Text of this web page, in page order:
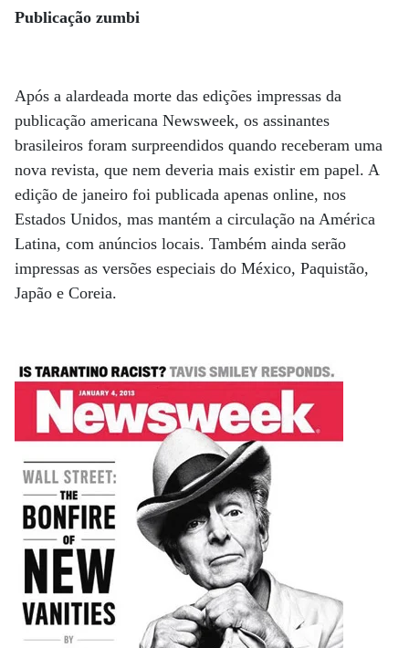
Publicação zumbi
Após a alardeada morte das edições impressas da
publicação americana Newsweek, os assinantes
brasileiros foram surpreendidos quando receberam uma
nova revista, que nem deveria mais existir em papel. A
edição de janeiro foi publicada apenas online, nos
Estados Unidos, mas mantém a circulação na América
Latina, com anúncios locais. Também ainda serão
impressas as versões especiais do México, Paquistão,
Japão e Coreia.